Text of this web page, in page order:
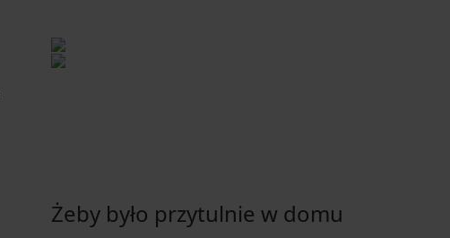
Żeby było przytulnie w domu